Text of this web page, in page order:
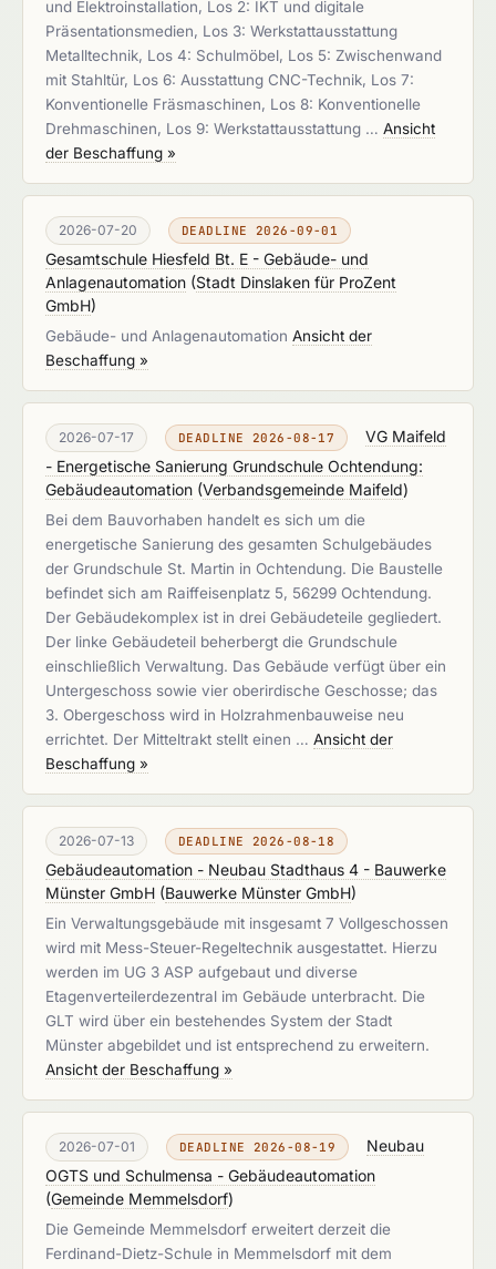
und Elektroinstallation, Los 2: IKT und digitale
Präsentationsmedien, Los 3: Werkstattausstattung
Metalltechnik, Los 4: Schulmöbel, Los 5: Zwischenwand
mit Stahltür, Los 6: Ausstattung CNC-Technik, Los 7:
Konventionelle Fräsmaschinen, Los 8: Konventionelle
Drehmaschinen, Los 9: Werkstattausstattung … Ansicht
der Beschaffung »
2026-07-20 DEADLINE 2026-09-01
Gesamtschule Hiesfeld Bt. E - Gebäude- und
Anlagenautomation (Stadt Dinslaken für ProZent
GmbH)
Gebäude- und Anlagenautomation Ansicht der
Beschaffung »
2026-07-17 DEADLINE 2026-08-17
VG Maifeld
- Energetische Sanierung Grundschule Ochtendung:
Gebäudeautomation (Verbandsgemeinde Maifeld)
Bei dem Bauvorhaben handelt es sich um die
energetische Sanierung des gesamten Schulgebäudes
der Grundschule St. Martin in Ochtendung. Die Baustelle
befindet sich am Raiffeisenplatz 5, 56299 Ochtendung.
Der Gebäudekomplex ist in drei Gebäudeteile gegliedert.
Der linke Gebäudeteil beherbergt die Grundschule
einschließlich Verwaltung. Das Gebäude verfügt über ein
Untergeschoss sowie vier oberirdische Geschosse; das
3. Obergeschoss wird in Holzrahmenbauweise neu
errichtet. Der Mitteltrakt stellt einen … Ansicht der
Beschaffung »
2026-07-13 DEADLINE 2026-08-18
Gebäudeautomation - Neubau Stadthaus 4 - Bauwerke
Münster GmbH (Bauwerke Münster GmbH)
Ein Verwaltungsgebäude mit insgesamt 7 Vollgeschossen
wird mit Mess-Steuer-Regeltechnik ausgestattet. Hierzu
werden im UG 3 ASP aufgebaut und diverse
Etagenverteilerdezentral im Gebäude unterbracht. Die
GLT wird über ein bestehendes System der Stadt
Münster abgebildet und ist entsprechend zu erweitern.
Ansicht der Beschaffung »
2026-07-01 DEADLINE 2026-08-19
Neubau
OGTS und Schulmensa - Gebäudeautomation
(Gemeinde Memmelsdorf)
Die Gemeinde Memmelsdorf erweitert derzeit die
Ferdinand-Dietz-Schule in Memmelsdorf mit dem